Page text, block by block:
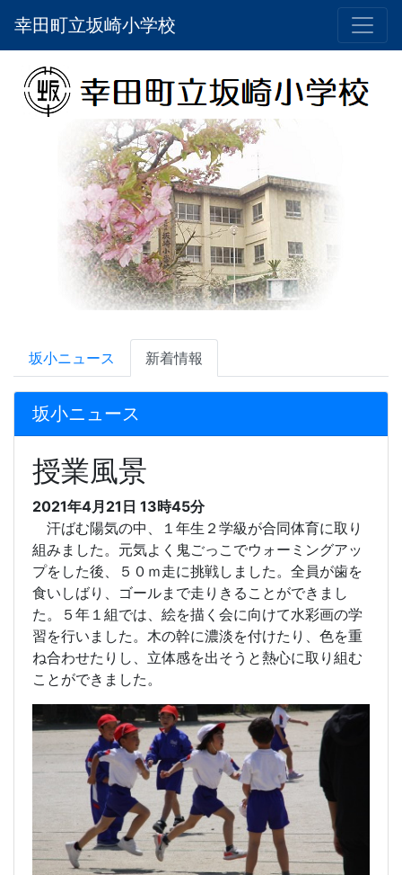
幸田町立坂崎小学校
坂小ニュース 新着情報
坂小ニュース
授業風景
2021年4月21日 13時45分
汗ばむ陽気の中、１年生２学級が合同体育に取り
組みました。元気よく鬼ごっこでウォーミングアッ
プをした後、５０ｍ走に挑戦しました。全員が歯を
食いしばり、ゴールまで走りきることができまし
た。５年１組では、絵を描く会に向けて水彩画の学
習を行いました。木の幹に濃淡を付けたり、色を重
ね合わせたりし、立体感を出そうと熱心に取り組む
ことができました。